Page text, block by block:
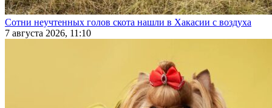
Сотни неучтенных голов скота нашли в Хакасии с воздуха
7 августа 2026, 11:10